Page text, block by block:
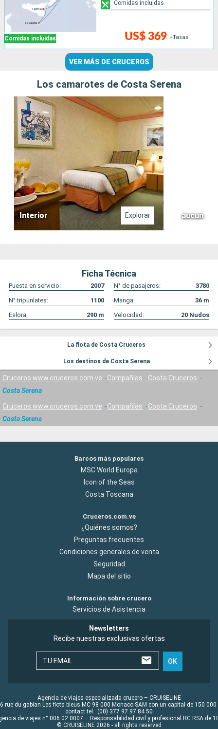
Comidas incluidas US$ 369 +Tasas
Comidas incluidas
VER MÁS DE CRUCEROS
Los camarotes de Costa Serena
Interior Explorar aucun
Ficha Técnica
Puesta en servicio: 2007 N° de pasajeros:
3780
N° tripunlates:
1100 Manga: 36 m
Eslora:
290 m Velocidad: 20 Nudos
La flota de Costa Cruceros
Los destinos de Costa Serena
Cruceros www.cruceros.com.ve Compañías
Costa Cruceros
Costa Serena
Cruceros www.cruceros.com.ve Compañías
Costa Cruceros
Costa Serena
Barcos más populares
MSC World Europa
Icon of the Seas
Costa Toscana
Cruceros.com.ve
¿Quiénes somos?
Preguntas frecuentes
Condiciones generales de venta
Seguridad
Mapa del sitio
Información sobre crucero
Servicios de Asistencia
Newsletters
Recibe nuestras exclusivas ofertas
TU EMAIL OK
Agencia de viajes especializada crucero – CRUISELINE
rue du gabian Les flots bleus MC 98 000 Monaco SAM con un capital de 150 000
contact tel : (00) 377 97 97 84 50
de viajes n° 006 02 0007 – Responsabilidad civil y profesional RC RSA de
© CRUISELINE 2026 - all rights reserved